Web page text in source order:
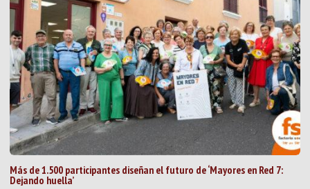
Más de 1.500 participantes diseñan el futuro de ‘Mayores en Red 7:
Dejando huella’